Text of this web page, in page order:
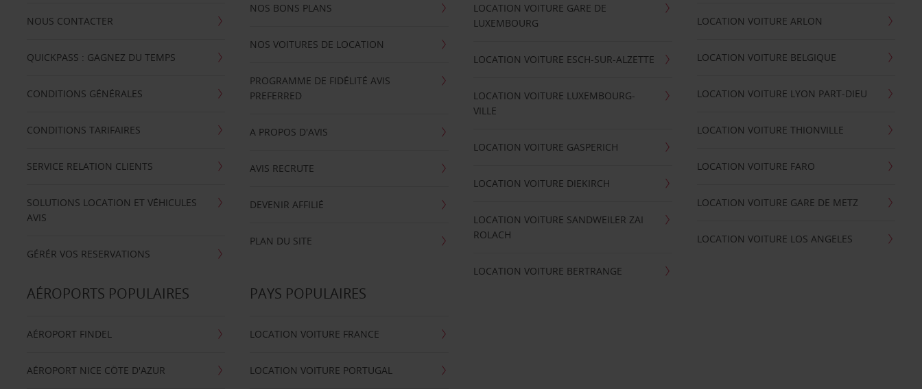
NOUS CONTACTER
QUICKPASS : GAGNEZ DU TEMPS
CONDITIONS GÉNÉRALES
CONDITIONS TARIFAIRES
SERVICE RELATION CLIENTS
SOLUTIONS LOCATION ET VÉHICULES
AVIS
GÉRÉR VOS RESERVATIONS
NOS BONS PLANS
NOS VOITURES DE LOCATION
PROGRAMME DE FIDÉLITÉ AVIS
PREFERRED
A PROPOS D'AVIS
AVIS RECRUTE
DEVENIR AFFILIÉ
PLAN DU SITE
LOCATION VOITURE GARE DE
LUXEMBOURG
LOCATION VOITURE ESCH-SUR-ALZETTE
LOCATION VOITURE LUXEMBOURG-
VILLE
LOCATION VOITURE GASPERICH
LOCATION VOITURE DIEKIRCH
LOCATION VOITURE SANDWEILER ZAI
ROLACH
LOCATION VOITURE BERTRANGE
LOCATION VOITURE ARLON
LOCATION VOITURE BELGIQUE
LOCATION VOITURE LYON PART-DIEU
LOCATION VOITURE THIONVILLE
LOCATION VOITURE FARO
LOCATION VOITURE GARE DE METZ
LOCATION VOITURE LOS ANGELES
AÉROPORTS POPULAIRES
AÉROPORT FINDEL
AÉROPORT NICE CÖTE D'AZUR
PAYS POPULAIRES
LOCATION VOITURE FRANCE
LOCATION VOITURE PORTUGAL